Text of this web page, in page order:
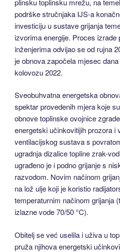
plinsku toplinsku mrežu, na
podrške stručnjaka IJS-a
investiciju u sustave grijanja
izvorima energije. Proces izrade
inženjerima odvijao se od rujna
je obnova započela mjesec
kolovozu 2022.
Sveobuhvatna energetska
spektar provedenih mjera koje
obnove toplinske ovojnice
energetski učinkovitijih prozora i
ventilacijskog sustava s
ugradnja dizalice topline zrak-
ugrađeno je i podno grijanje s
razvodom. Novim načinom
na lož ulje koji je koristio
temperaturnim načinom grijanja
izlazne vode 70/50 °C).
Obitelj se već uselila i uživa u
pruža njihova energetski